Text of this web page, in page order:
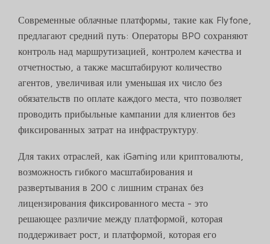
Современные облачные платформы, такие как Flyfone,
предлагают средний путь: Операторы BPO сохраняют
контроль над маршрутизацией, контролем качества и
отчетностью, а также масштабируют количество
агентов, увеличивая или уменьшая их число без
обязательств по оплате каждого места, что позволяет
проводить прибыльные кампании для клиентов без
фиксированных затрат на инфраструктуру.
Для таких отраслей, как iGaming или криптовалюты,
возможность гибкого масштабирования и
развертывания в 200 с лишним странах без
лицензирования фиксированного места - это
решающее различие между платформой, которая
поддерживает рост, и платформой, которая его